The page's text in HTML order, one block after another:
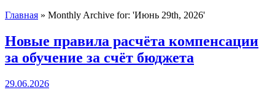
Главная » Monthly Archive for: 'Июнь 29th, 2026'
Новые правила расчёта компенсации
за обучение за счёт бюджета
29.06.2026